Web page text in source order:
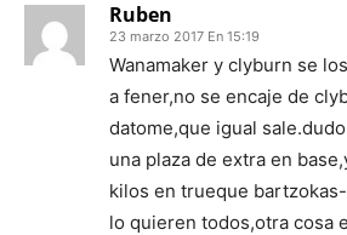
Ruben
23 marzo 2017 En 15:19
Wanamaker y clyburn se
a fener,no se encaje de
datome,que igual
una plaza de extra en
kilos en trueque
lo quieren todos,otra cosa